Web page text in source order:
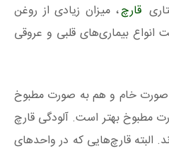
قارچ، میزان زیادی از روغن
بیماری‌‌های قلبی و عروقی
صورت خام و هم به صورت مطبوخ
مطبوخ بهتر است. آلودگی قارچ
البته قارچ‌هایی كه در واحدهای